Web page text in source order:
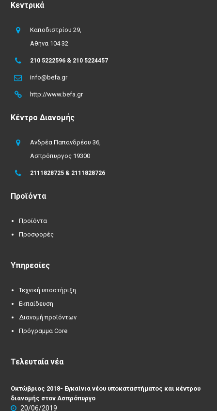
Κεντρικά
Καποδιστρίου 29,
Αθήνα 104 32
210 5222596 & 210 5224457
info@befa.gr
http://www.befa.gr
Κέντρο Διανομής
Ανδρέα Παπανδρέου 36,
Ασπρόπυργος 19300
2111828725 & 2111828726
Προϊόντα
Προϊόντα
Προσφορές
Υπηρεσίες
Τεχνική υποστήριξη
Εκπαίδευση
Διανομή προϊόντων
Πρόγραμμα Core
Τελευταία νέα
Οκτώβριος 2018- Εγκαίνια νέου υποκαταστήματος και κέντρου
διανομής στον Ασπρόπυργο
20/06/2019